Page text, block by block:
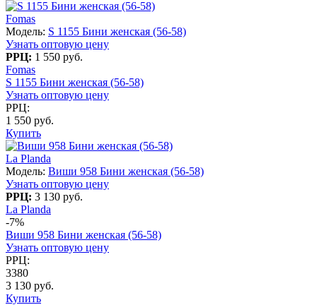
Fomas
Модель: S 1155 Бини женская (56-58)
Узнать оптовую цену
РРЦ: 1 550 руб.
Fomas
S 1155 Бини женская (56-58)
Узнать оптовую цену
РРЦ:
1 550 руб.
Купить
La Planda
Модель: Виши 958 Бини женская (56-58)
Узнать оптовую цену
РРЦ: 3 130 руб.
La Planda
-7%
Виши 958 Бини женская (56-58)
Узнать оптовую цену
РРЦ:
3380
3 130 руб.
Купить